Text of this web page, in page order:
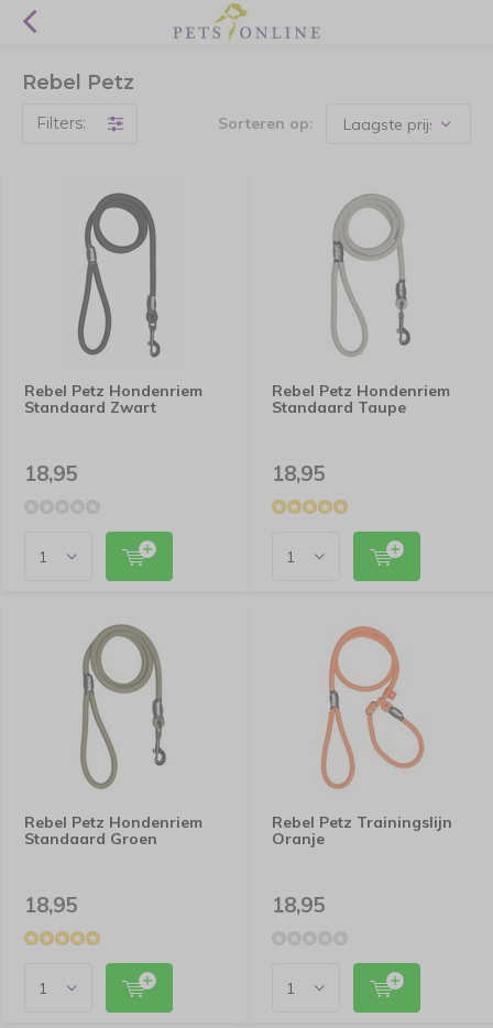
Rebel Petz
Filters: Sorteren op:
Rebel Petz Hondenriem
Standaard Zwart
18,95
Rebel Petz Hondenriem
Standaard Taupe
18,95
Rebel Petz Hondenriem
Standaard Groen
18,95
Rebel Petz Trainingslijn
Oranje
18,95